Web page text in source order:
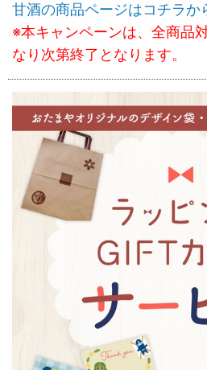
甘酒の商品ページはコチラ
※本キャンペーンは、全商品
なり次第終了となります。